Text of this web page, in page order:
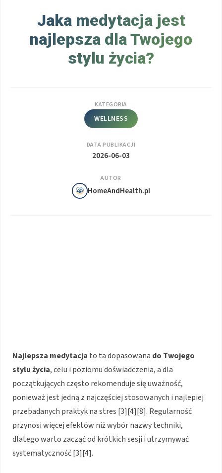
Jaka medytacja jest
najlepsza dla Twojego
stylu życia?
KATEGORIA
WELLNESS
DATA PUBLIKACJI
2026-06-03
AUTOR
HomeAndHealth.pl
Najlepsza medytacja to ta dopasowana do Twojego
stylu życia, celu i poziomu doświadczenia, a dla
początkujących często rekomenduje się uważność,
ponieważ jest jedną z najczęściej stosowanych i najlepiej
przebadanych praktyk na stres [3][4][8]. Regularność
przynosi więcej efektów niż wybór nazwy techniki,
dlatego warto zacząć od krótkich sesji i utrzymywać
systematyczność [3][4].